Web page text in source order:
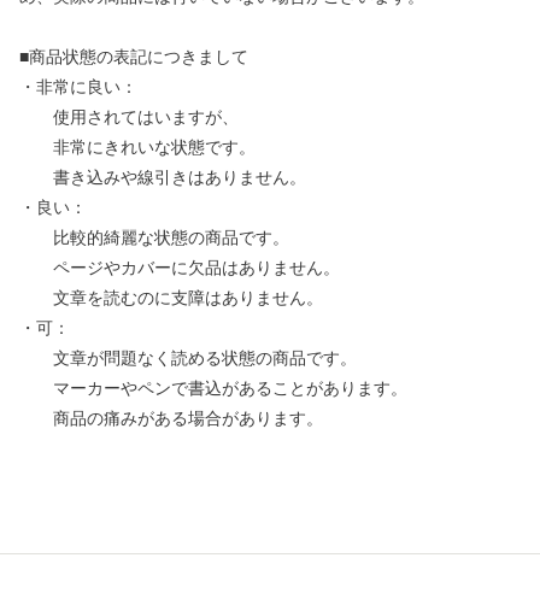
■商品状態の表記につきまして
・非常に良い：
使用されてはいますが、
非常にきれいな状態です。
書き込みや線引きはありません。
・良い：
比較的綺麗な状態の商品です。
ページやカバーに欠品はありません。
文章を読むのに支障はありません。
・可：
文章が問題なく読める状態の商品です。
マーカーやペンで書込があることがあります。
商品の痛みがある場合があります。